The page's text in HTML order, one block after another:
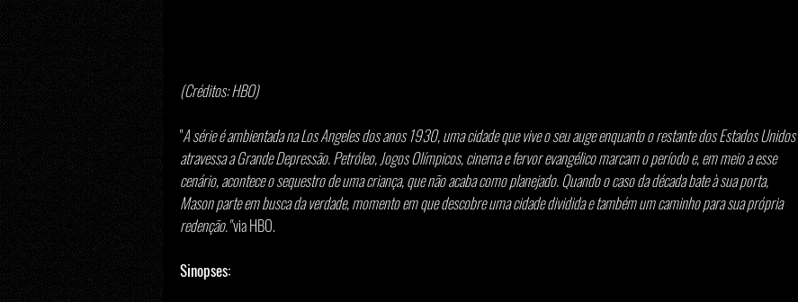
(Créditos: HBO)
"A série é ambientada na Los Angeles dos anos 1930, uma cidade que vive o seu auge enquanto o restante dos Estados Unidos
atravessa a Grande Depressão. Petróleo, Jogos Olímpicos, cinema e fervor evangélico marcam o período e, em meio a esse
cenário, acontece o sequestro de uma criança, que não acaba como planejado. Quando o caso da década bate à sua porta,
Mason parte em busca da verdade, momento em que descobre uma cidade dividida e também um caminho para sua própria
redenção." via HBO.
Sinopses: